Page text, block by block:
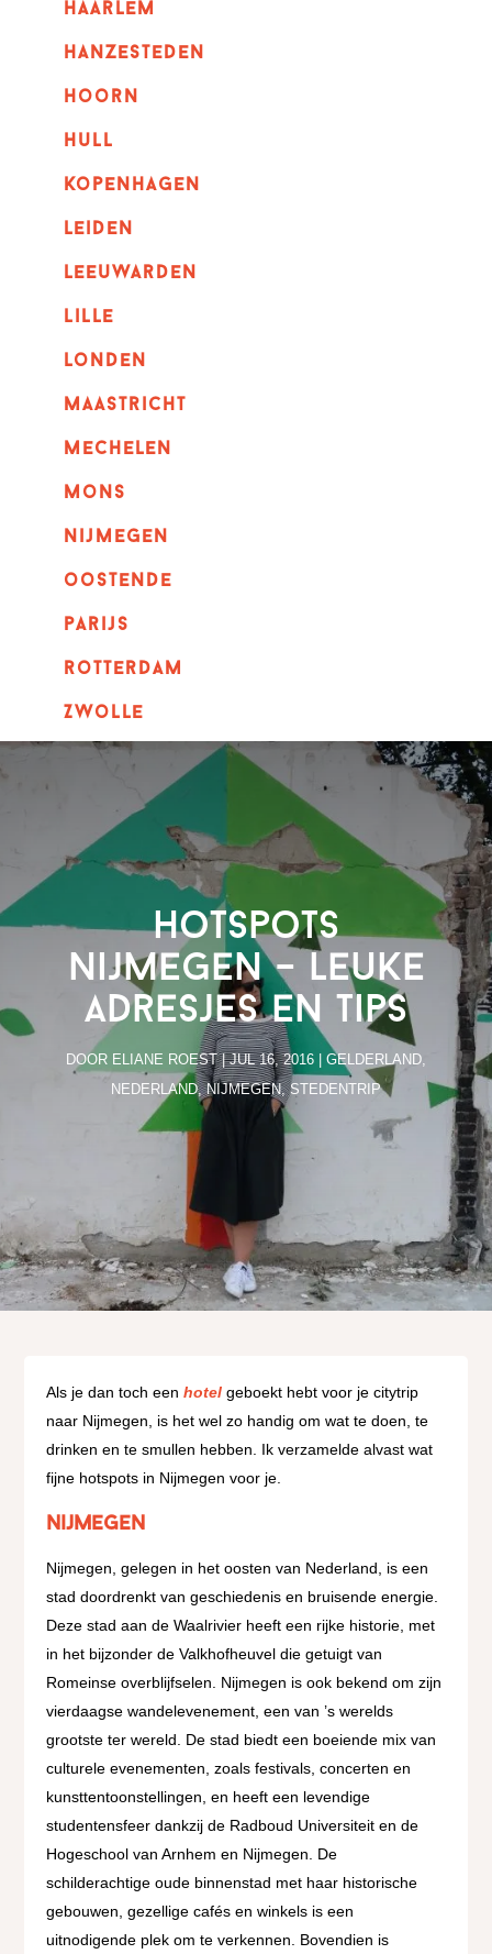
haarlem
hanzesteden
hoorn
hull
kopenhagen
leiden
leeuwarden
lille
londen
maastricht
mechelen
mons
nijmegen
oostende
parijs
rotterdam
Zwolle
Hotspots
Nijmegen – leuke
adresjes en tips
DOOR ELIANE ROEST|JUL 16, 2016 GELDERLAND
NEDERLAND,NIJMEGEN,STEDENTRIP
Als je dan toch eenhotel geboekt hebt voor je citytrip
naar Nijmegen, is het wel zo handig om wat te doen, te
drinken en te smullen hebben. Ik verzamelde alvast wat
fijne hotspots in Nijmegen voor je.
Nijmegen
Nijmegen, gelegen in het oosten van Nederland, is een
stad doordrenkt van geschiedenis en bruisende energie.
Deze stad aan de Waalrivier heeft een rijke historie, met
in het bijzonder de Valkhofheuvel die getuigt van
Romeinse overblijfselen. Nijmegen is ook bekend om zijn
vierdaagse wandelevenement, een van ’s werelds
grootste ter wereld. De stad biedt een boeiende mix van
culturele evenementen, zoals festivals, concerten en
kunsttentoonstellingen, en heeft een levendige
studentensfeer dankzij de Radboud Universiteit en de
Hogeschool van Arnhem en Nijmegen. De
schilderachtige oude binnenstad met haar historische
gebouwen, gezellige cafés en winkels is een
uitnodigende plek om te verkennen. Bovendien is